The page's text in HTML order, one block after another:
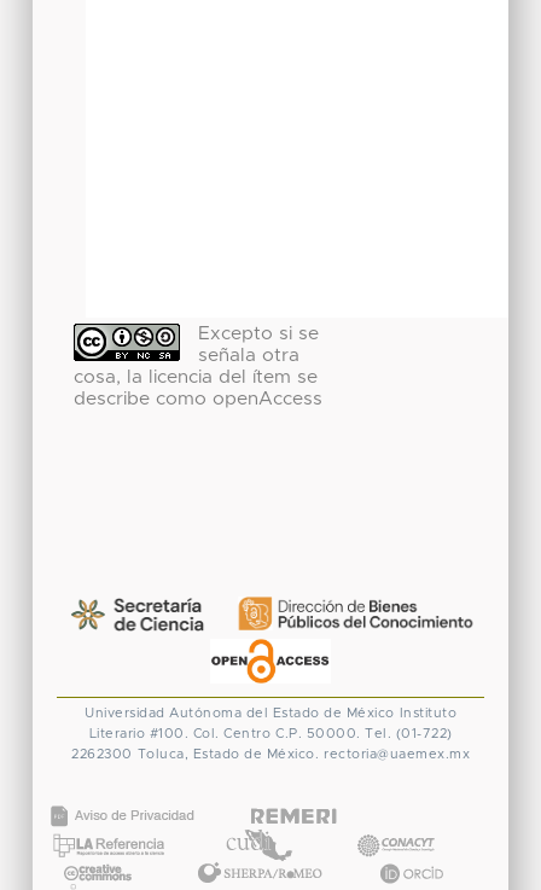
Excepto si se
señala otra
cosa, la licencia del ítem se
describe como openAccess
Universidad Autónoma del Estado de México
Instituto
Literario #100. Col. Centro C.P. 50000. Tel. (01-722)
2262300
Toluca, Estado de México. rectoria@uaemex.mx